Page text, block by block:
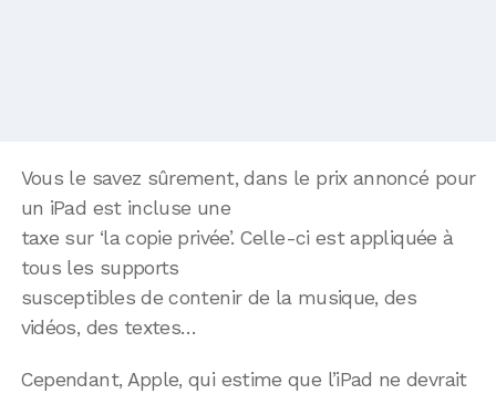
Vous le savez sûrement, dans le prix annoncé pour
un iPad est incluse une
taxe sur ‘la copie privée’. Celle-ci est appliquée à
tous les supports
susceptibles de contenir de la musique, des
vidéos, des textes…
Cependant, Apple, qui estime que l’iPad ne devrait